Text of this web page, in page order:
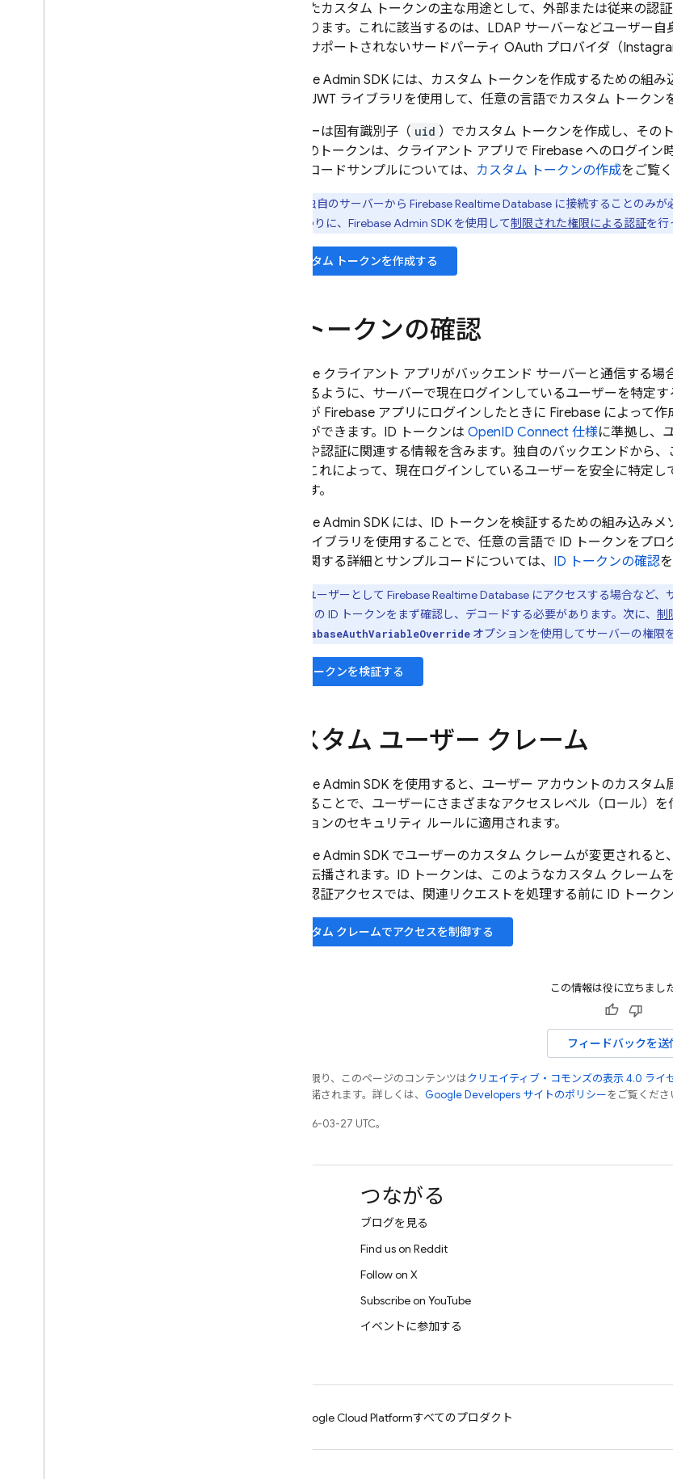
作成したカスタム トークンの主な用途として、外部または従来の認
とがあります。これに該当するのは、LDAP サーバーなどユーザー自
ィブにサポートされないサードパーティ OAuth プロバイダ（
Firebase Admin SDK には、カスタム トークンを作成するための組
ティの JWT ライブラリを使用して、任意の言語でカスタム トークン
サーバーは固有識別子（ uid ）でカスタム トークンを作成し、その
す。このトークンは、クライアント アプリで Firebase へのログイン
詳細とコードサンプルについては、 カスタム トークンの作成をご覧く
注: 独自のサーバーから Firebase Realtime Database に接続することのみ
い。代わりに、 FirebaseAdmin SDK を使用して制限された権限による認証を行
カスタム トークンを作成する
ID トークンの確認
Firebase クライアント アプリがバックエンド サーバーと通信する
行できるように、サーバーで現在ログインしているユーザーを特定
ーザーが Firebase アプリにログインしたときに Firebase によって
うことができます。ID トークンは OpenID Connect 仕様に準拠し、
ィールや認証に関連する情報を含みます。独自のバックエンドから
ます。これによって、現在ログインしているユーザーを安全に特定
できます。
Firebase Admin SDK には、ID トークンを検証するための組み込み
JWT ライブラリを使用することで、任意の言語で ID トークンをプ
セスに関する詳細とサンプルコードについては、 ID トークンの確認
注: ユーザーとして Firebase Realtime Database にアクセスする場合など、
ユーザーの ID トークンをまず確認し、デコードする必要があります。次に、 制
databaseAuthVariableOverride オプションを使用してサーバーの権限
ID トークンを検証する
カスタム ユーザー クレーム
Firebase Admin SDK を使用すると、ユーザー アカウントのカスタ
使用することで、ユーザーにさまざまなアクセスレベル（ロール）
ケーションのセキュリティ ルールに適用されます。
Firebase Admin SDK でユーザーのカスタム クレームが変更される
ザーに伝播されます。ID トークンは、このようなカスタム クレー
べての認証アクセスでは、関連リクエストを処理する前に ID トーク
カスタム クレームでアクセスを制御する
この情報は役に立ちまし
フィードバックを送
特に記載のない限り、このページのコンテンツはクリエイティブ・コモンズの表示 4.0 ライ
により使用許諾されます。詳しくは、 Google Developers サイトのポリシーをご覧くだ
最終更新日 2026-03-27 UTC。
つながる
ブログを見る
Find us on Reddit
Follow on X
Subscribe on YouTube
イベントに参加する
Google Cloud Platformすべてのプロダクト